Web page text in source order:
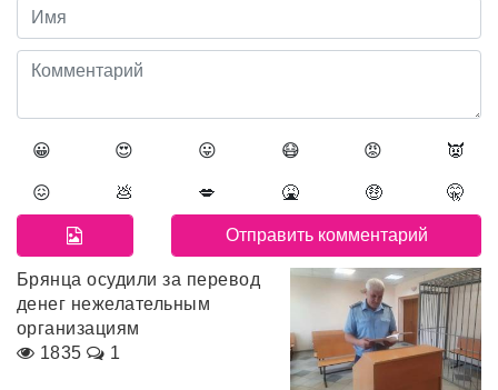
😀 😍 😛 😷 😡 👿
😖 💩 💋 🤮 🤑 🤫
Брянца осудили за перевод
денег нежелательным
организациям
1835
1